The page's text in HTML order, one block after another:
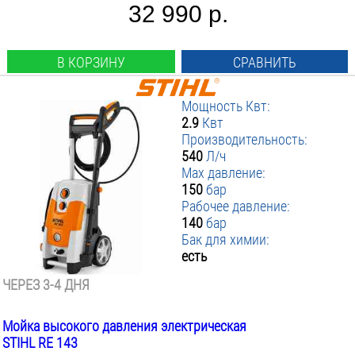
32 990 р.
В КОРЗИНУ СРАВНИТЬ
Мощность Квт:
2.9 Квт
Производительность:
540 Л/ч
Max давление:
150бар
Рабочее давление:
140бар
Бак для химии:
есть
ЧЕРЕЗ 3-4 ДНЯ
Мойка высокого давления электрическая
STIHL RE 143